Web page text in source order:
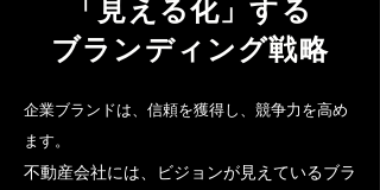
「見える化」する
ブランディング戦略
企業ブランドは、信頼を獲得し、競争力を高め
ます。
不動産会社には、ビジョンが見えているブラ